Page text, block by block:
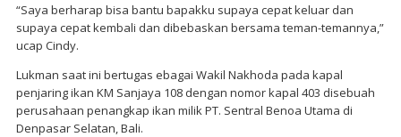
“Saya berharap bisa bantu bapakku supaya cepat keluar dan
supaya cepat kembali dan dibebaskan bersama teman-temannya,”
ucap Cindy.
Lukman saat ini bertugas ebagai Wakil Nakhoda pada kapal
penjaring ikan KM Sanjaya 108 dengan nomor kapal 403 disebuah
perusahaan penangkap ikan milik PT. Sentral Benoa Utama di
Denpasar Selatan, Bali.